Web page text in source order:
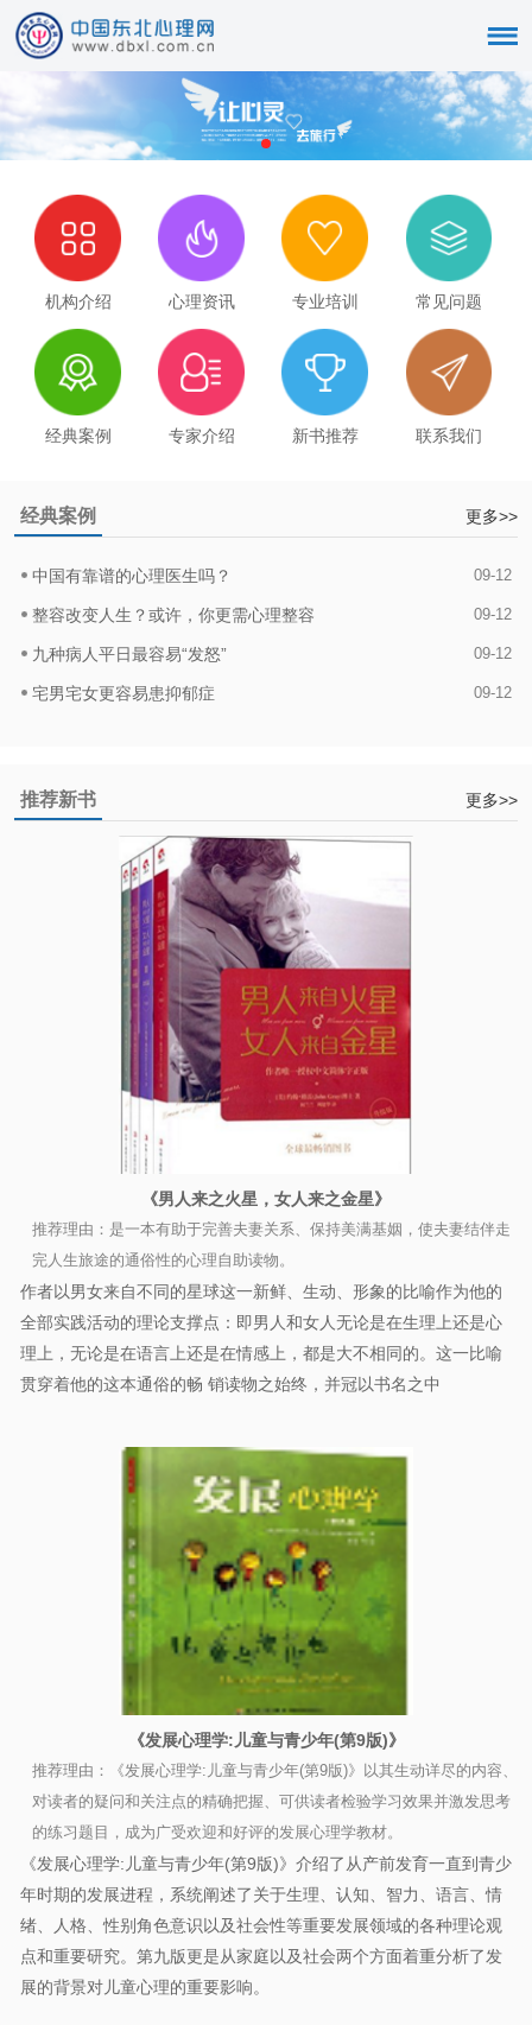
机构介绍 心理资讯 专业培训 常见问题
经典案例 专家介绍 新书推荐 联系我们
经典案例 更多>>
09-12
中国有靠谱的心理医生吗？
09-12
整容改变人生？或许，你更需心理整容
09-12
九种病人平日最容易“发怒”
09-12
宅男宅女更容易患抑郁症
推荐新书 更多>>
《男人来之火星，女人来之金星》
推荐理由：是一本有助于完善夫妻关系、保持美满基姻，使夫妻结伴走
完人生旅途的通俗性的心理自助读物。
作者以男女来自不同的星球这一新鲜、生动、形象的比喻作为他的
全部实践活动的理论支撑点：即男人和女人无论是在生理上还是心
理上，无论是在语言上还是在情感上，都是大不相同的。这一比喻
贯穿着他的这本通俗的畅 销读物之始终，并冠以书名之中
《发展心理学:儿童与青少年(第9版)》
推荐理由：《发展心理学:儿童与青少年(第9版)》以其生动详尽的内容、
对读者的疑问和关注点的精确把握、可供读者检验学习效果并激发思考
的练习题目，成为广受欢迎和好评的发展心理学教材。​
《发展心理学:儿童与青少年(第9版)》介绍了从产前发育一直到青少
年时期的发展进程，系统阐述了关于生理、认知、智力、语言、情
绪、人格、性别角色意识以及社会性等重要发展领域的各种理论观
点和重要研究。第九版更是从家庭以及社会两个方面着重分析了发
展的背景对儿童心理的重要影响。